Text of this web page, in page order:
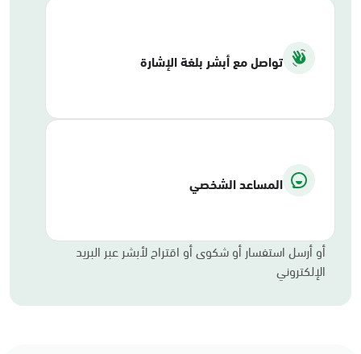
تواصل مع أبشر بلغة الإشارة
المساعد الشخصي
أو أرسل استفسار أو شكوى أو اقتراح لأبشر عبر البريد
الإلكتروني